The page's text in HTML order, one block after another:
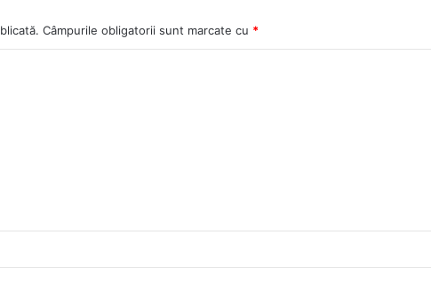
Câmpurile obligatorii sunt marcate cu *